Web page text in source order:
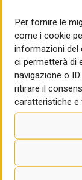
Per fornire le
come i cookie
informazioni del
ci permetterà di
navigazione o
ritirare il
caratteristiche e
esso con
2. Il
ufficio
interventi in
difformità
essenziali,
ingiunge
dell’abuso
indicando
acquisita di